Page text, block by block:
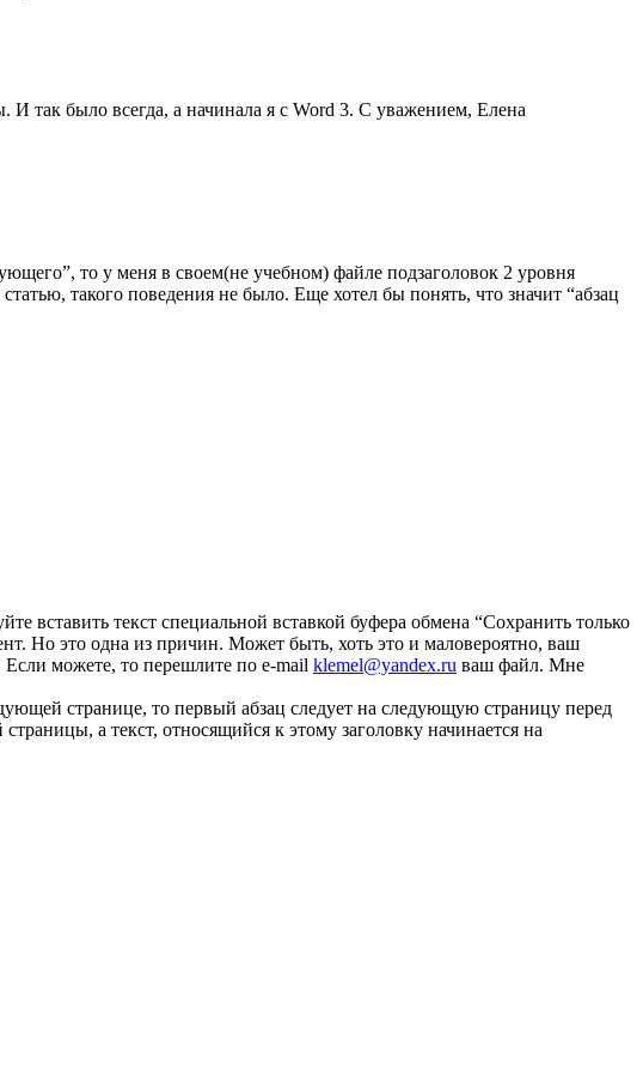
так было всегда, а начинала я с Word 3. С уважением, Елена
то у меня в своем(не учебном) файле подзаголовок 2 уровня
такого поведения не было. Еще хотел бы понять, что значит “абзац
текст специальной вставкой буфера обмена “Сохранить только
Но это одна из причин. Может быть, хоть это и маловероятно, ваш
Если можете, то перешлите по e-mail klemel@yandex.ru ваш файл. Мне
странице, то первый абзац следует на следующую страницу перед
а текст, относящийся к этому заголовку начинается на